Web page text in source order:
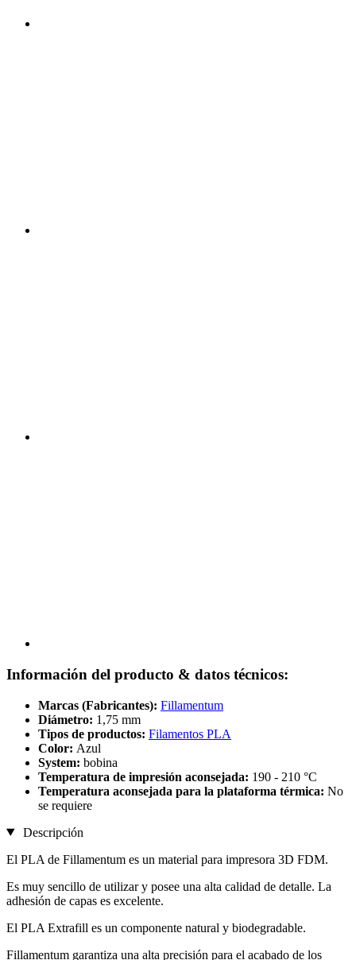
Información del producto & datos técnicos:
Marcas (Fabricantes): Fillamentum
Diámetro: 1,75 mm
Tipos de productos: Filamentos PLA
Color: Azul
System: bobina
Temperatura de impresión aconsejada: 190 - 210 °C
Temperatura aconsejada para la plataforma térmica: No
se requiere
Descripción
El PLA de Fillamentum es un material para impresora 3D FDM.
Es muy sencillo de utilizar y posee una alta calidad de detalle. La
adhesión de capas es excelente.
El PLA Extrafill es un componente natural y biodegradable.
Fillamentum garantiza una alta precisión para el acabado de los